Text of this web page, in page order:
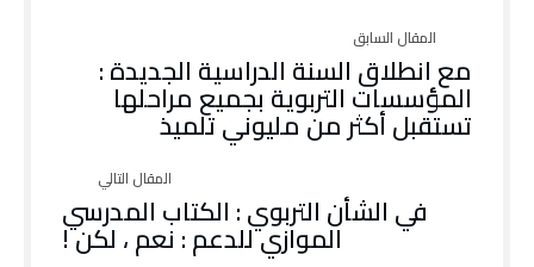
مع انطلاق السنة الدراسية الجديدة :
المؤسسات التربوية بجميع مراحلها
تستقبل أكثر من مليوني تلميذ
في الشأن التربوي : الكتاب المدرسي
الموازي للدعم : نعم ، لكن !